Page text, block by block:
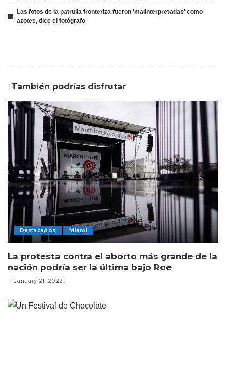
Las fotos de la patrulla fronteriza fueron 'malinterpretadas' como
azotes, dice el fotógrafo
También podrías disfrutar
Destacados Miami
La protesta contra el aborto más grande de la
nación podría ser la última bajo Roe
January 21, 2022